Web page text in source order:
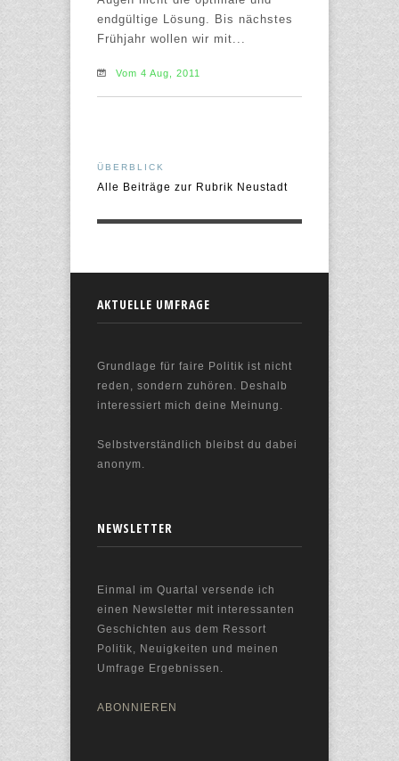
endgültige Lösung. Bis nächstes
Frühjahr wollen wir mit...
Vom 4 Aug, 2011
ÜBERBLICK
Alle Beiträge zur Rubrik Neustadt
AKTUELLE UMFRAGE
Grundlage für faire Politik ist nicht
reden, sondern zuhören. Deshalb
interessiert mich deine Meinung.
Selbstverständlich bleibst du dabei
anonym.
NEWSLETTER
Einmal im Quartal versende ich
einen Newsletter mit interessanten
Geschichten aus dem Ressort
Politik, Neuigkeiten und meinen
Umfrage Ergebnissen.
ABONNIEREN